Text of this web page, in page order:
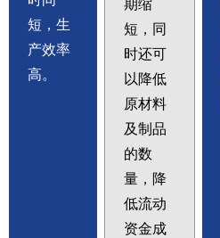
短，生
产效率
高。
期缩
短，同
时还可
以降低
原材料
及制品
的数
量，降
低流动
资金成